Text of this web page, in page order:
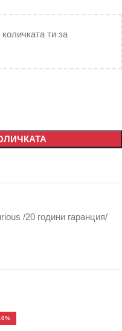
ти за
/20 години гаранция/